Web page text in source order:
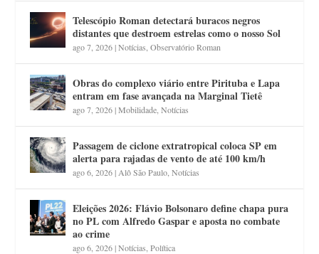
Telescópio Roman detectará buracos negros
distantes que destroem estrelas como o nosso Sol
ago 7, 2026|Notícias ,Observatório Roman
Obras do complexo viário entre Pirituba e Lapa
entram em fase avançada na Marginal Tietê
ago 7, 2026|Mobilidade ,Notícias
Passagem de ciclone extratropical coloca SP em
alerta para rajadas de vento de até 100 km/h
ago 6, 2026| Alô São Paulo ,Notícias
Eleições 2026: Flávio Bolsonaro define chapa pura
no PL com Alfredo Gaspar e aposta no combate
ao crime
ago 6, 2026|Notícias ,Política